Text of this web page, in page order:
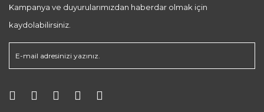
Kampanya ve duyurularımızdan haberdar olmak için
kaydolabilirsiniz.